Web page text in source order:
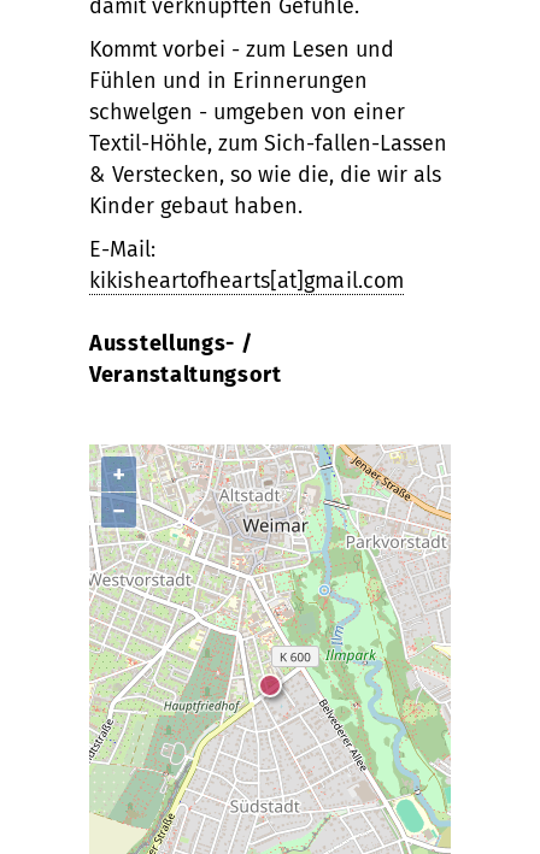
damit verknüpften Gefühle.
Kommt vorbei - zum Lesen und
Fühlen und in Erinnerungen
schwelgen - umgeben von einer
Textil-Höhle, zum Sich-fallen-Lassen
& Verstecken, so wie die, die wir als
Kinder gebaut haben.
E-Mail:
kikisheartofhearts[at]gmail.com
Ausstellungs- /
Veranstaltungsort
+
−